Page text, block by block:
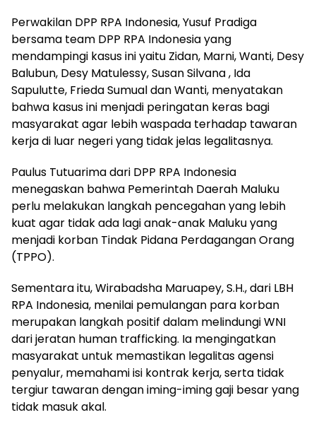
Perwakilan DPP RPA Indonesia, Yusuf Pradiga
bersama team DPP RPA Indonesia yang
mendampingi kasus ini yaitu Zidan, Marni, Wanti, Desy
Balubun, Desy Matulessy, Susan Silvana , Ida
Sapulutte, Frieda Sumual dan Wanti, menyatakan
bahwa kasus ini menjadi peringatan keras bagi
masyarakat agar lebih waspada terhadap tawaran
kerja di luar negeri yang tidak jelas legalitasnya.
Paulus Tutuarima dari DPP RPA Indonesia
menegaskan bahwa Pemerintah Daerah Maluku
perlu melakukan langkah pencegahan yang lebih
kuat agar tidak ada lagi anak-anak Maluku yang
menjadi korban Tindak Pidana Perdagangan Orang
(TPPO).
Sementara itu, Wirabadsha Maruapey, S.H., dari LBH
RPA Indonesia, menilai pemulangan para korban
merupakan langkah positif dalam melindungi WNI
dari jeratan human trafficking. Ia mengingatkan
masyarakat untuk memastikan legalitas agensi
penyalur, memahami isi kontrak kerja, serta tidak
tergiur tawaran dengan iming-iming gaji besar yang
tidak masuk akal.